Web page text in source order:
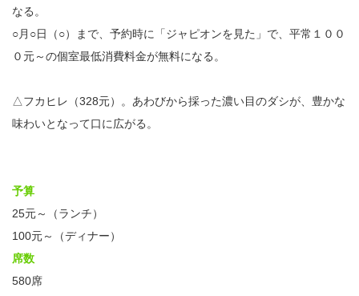
なる。
○月○日（○）まで、予約時に「ジャピオンを見た」で、平常１００
０元～の個室最低消費料金が無料になる。
△フカヒレ（328元）。あわびから採った濃い目のダシが、豊かな
味わいとなって口に広がる。
予算
25元～（ランチ）
100元～（ディナー）
席数
580席